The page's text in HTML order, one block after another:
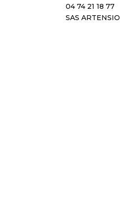
04 74 21 18 77
SAS